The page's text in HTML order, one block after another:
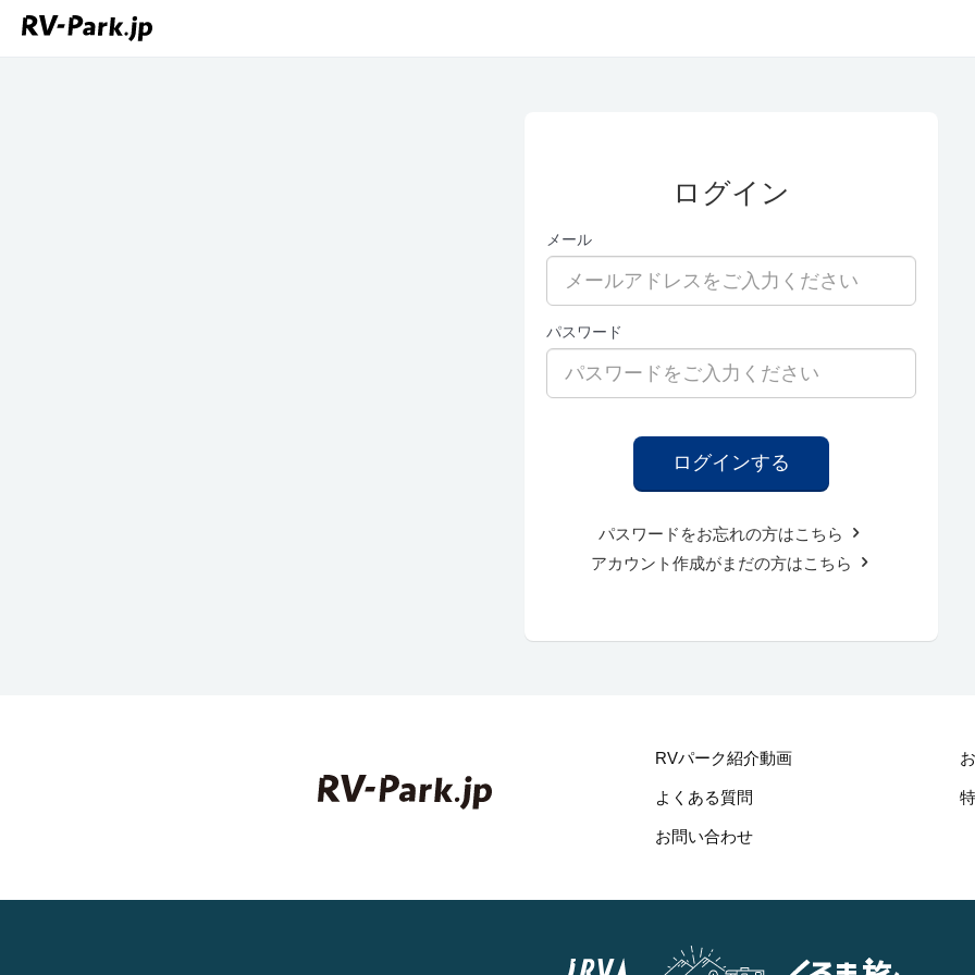
ログイン
メール
パスワード
パスワードをお忘れの方はこちら
アカウント作成がまだの方はこちら
RVパーク紹介動画
よくある質問
お問い合わせ